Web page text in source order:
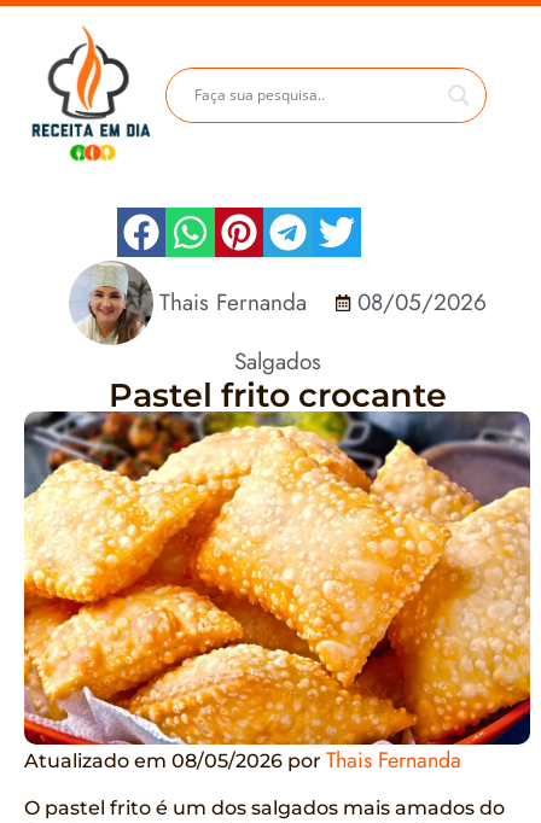
Thais Fernanda
08/05/2026
Salgados
Pastel frito crocante
Atualizado em 08/05/2026 por Thais Fernanda
O pastel frito é um dos salgados mais amados do